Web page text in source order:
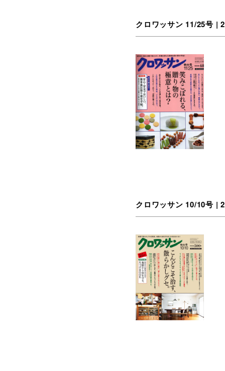
クロワッサン 11/25号 |
クロワッサン 10/10号 |